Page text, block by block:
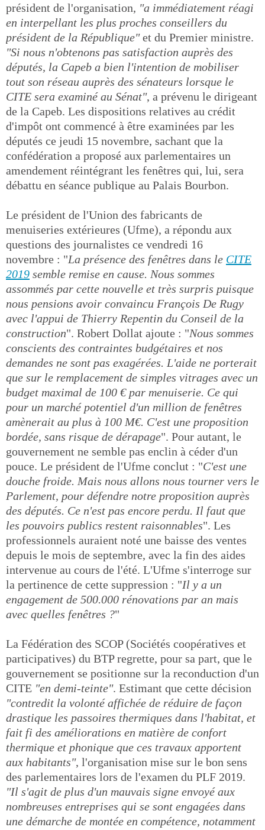
président de l'organisation, "a immédiatement réagi
en interpellant les plus proches conseillers du
président de la République"et du Premier ministre.
"Si nous n'obtenons pas satisfaction auprès des
députés, la Capeb a bien l'intention de mobiliser
tout son réseau auprès des sénateurs lorsque le
CITE sera examiné au Sénat", a prévenu le dirigeant
de la Capeb. Les dispositions relatives au crédit
d'impôt ont commencé à être examinées par les
députés ce jeudi 15 novembre, sachant que la
confédération a proposé aux parlementaires un
amendement réintégrant les fenêtres qui, lui, sera
débattu en séance publique au Palais Bourbon.
Le président de l'Union des fabricants de
menuiseries extérieures (Ufme), a répondu aux
questions des journalistes ce vendredi 16
novembre : "La présence des fenêtres dans le CITE
2019 semble remise en cause. Nous sommes
assommés par cette nouvelle et très surpris puisque
nous pensions avoir convaincu François De Rugy
avec l'appui de Thierry Repentin du Conseil de la
construction". Robert Dollat ajoute : "Nous sommes
conscients des contraintes budgétaires et nos
demandes ne sont pas exagérées. L'aide ne porterait
que sur le remplacement de simples vitrages avec un
budget maximal de 100 € par menuiserie. Ce qui
pour un marché potentiel d'un million de fenêtres
amènerait au plus à 100 M€. C'est une proposition
bordée, sans risque de dérapage". Pour autant, le
gouvernement ne semble pas enclin à céder d'un
pouce. Le président de l'Ufme conclut : "C'est une
douche froide. Mais nous allons nous tourner vers le
Parlement, pour défendre notre proposition auprès
des députés. Ce n'est pas encore perdu. Il faut que
les pouvoirs publics restent raisonnables". Les
professionnels auraient noté une baisse des ventes
depuis le mois de septembre, avec la fin des aides
intervenue au cours de l'été. L'Ufme s'interroge sur
la pertinence de cette suppression : "Il y a un
engagement de 500.000 rénovations par an mais
avec quelles fenêtres ?"
La Fédération des SCOP (Sociétés coopératives et
participatives) du BTP regrette, pour sa part, que le
gouvernement se positionne sur la reconduction d'un
CITE "en demi-teinte". Estimant que cette décision
"contredit la volonté affichée de réduire de façon
drastique les passoires thermiques dans l'habitat, et
fait fi des améliorations en matière de confort
thermique et phonique que ces travaux apportent
aux habitants", l'organisation mise sur le bon sens
des parlementaires lors de l'examen du PLF 2019.
"Il s'agit de plus d'un mauvais signe envoyé aux
nombreuses entreprises qui se sont engagées dans
une démarche de montée en compétence, notamment